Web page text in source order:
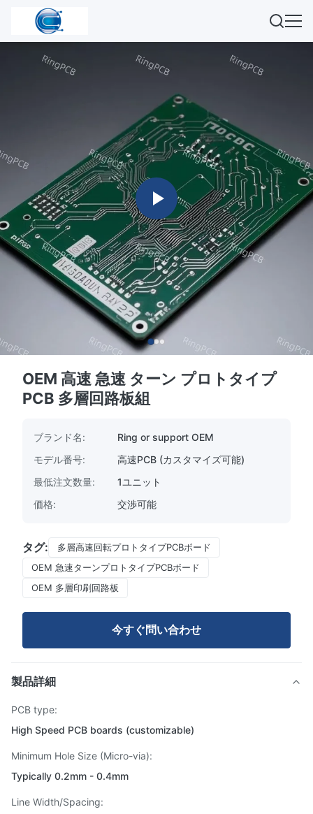
OEM 高速 急速 ターン プロトタイプ
PCB 多層回路板組
ブランド名:
Ring or support OEM
モデル番号:
高速PCB (カスタマイズ可能)
最低注文数量:
1ユニット
価格:
交渉可能
タグ:
多層高速回転プロトタイプPCBボード
OEM 急速ターンプロトタイプPCBボード
OEM 多層印刷回路板
今すぐ問い合わせ
製品詳細
PCB type:
High Speed PCB boards (customizable)
Minimum Hole Size (Micro-via):
Typically 0.2mm - 0.4mm
Line Width/Spacing: